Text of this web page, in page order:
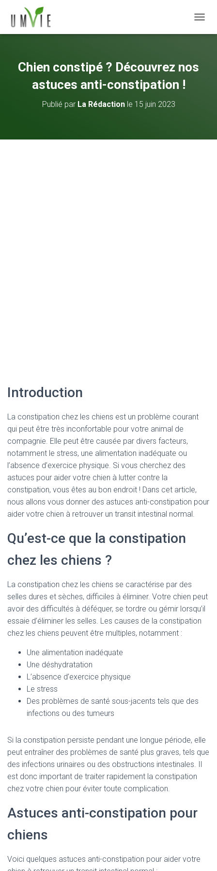
Chien constipé ? Découvrez nos
astuces anti-constipation !
Publié par La Rédactionle 15 juin 2023
Introduction
La constipation chez les chiens est un problème courant
qui peut être très inconfortable pour votre animal de
compagnie. Elle peut être causée par divers facteurs,
notamment le stress, une alimentation inadéquate ou
l’absence d’exercice physique. Si vous cherchez des
astuces pour aider votre chien à lutter contre la
constipation, vous êtes au bon endroit ! Dans cet article,
nous allons vous donner des astuces anti-constipation pour
aider votre chien à retrouver un transit intestinal normal.
Qu’est-ce que la constipation
chez les chiens ?
La constipation chez les chiens se caractérise par des
selles dures et sèches, difficiles à éliminer. Votre chien peut
avoir des difficultés à déféquer, se tordre ou gémir lorsqu’il
essaie d’éliminer les selles. Les causes de la constipation
chez les chiens peuvent être multiples, notamment :
Une alimentation inadéquate
Une déshydratation
L’absence d’exercice physique
Le stress
Des problèmes de santé sous-jacents tels que des
infections ou des tumeurs
Si la constipation persiste pendant une longue période, elle
peut entraîner des problèmes de santé plus graves, tels que
des infections urinaires ou des obstructions intestinales. Il
est donc important de traiter rapidement la constipation
chez votre chien pour éviter toute complication.
Astuces anti-constipation pour
chiens
Voici quelques astuces anti-constipation pour aider votre